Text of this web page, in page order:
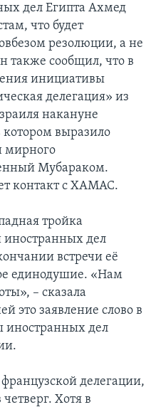
дел Египта Ахмед
что будет
резолюции, а не
также сообщил, что в
инициативы
делегация» из
накануне
котором выразило
мирного
Мубараком.
контакт с ХАМАС.
тройка
иностранных дел
встречи её
единодушие. «Нам
– сказала
это заявление слово в
иностранных дел
делегации,
Хотя в